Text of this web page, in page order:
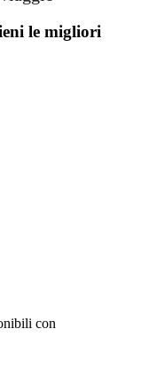
le migliori
con